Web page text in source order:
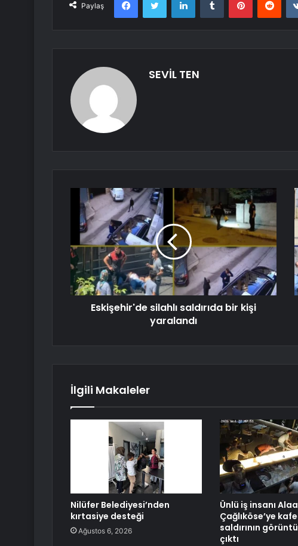
Paylaş
SEVİL TEN
Eskişehir'de silahlı saldırıda bir kişi
yaralandı
İlgili Makaleler
Nilüfer Belediyesi’nden
kırtasiye desteği
Ağustos 6, 2026
Ünlü iş insanı
Çağlıköse’ye
saldırının
çıktı